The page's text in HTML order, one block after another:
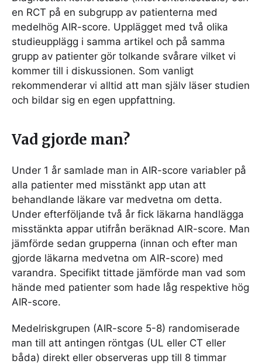
en RCT på en subgrupp av patienterna med
medelhög AIR-score. Upplägget med två olika
studieupplägg i samma artikel och på samma
grupp av patienter gör tolkande svårare vilket vi
kommer till i diskussionen. Som vanligt
rekommenderar vi alltid att man själv läser studien
och bildar sig en egen uppfattning.
Vad gjorde man?
Under 1 år samlade man in AIR-score variabler på
alla patienter med misstänkt app utan att
behandlande läkare var medvetna om detta.
Under efterföljande två år fick läkarna handlägga
misstänkta appar utifrån beräknad AIR-score. Man
jämförde sedan grupperna (innan och efter man
gjorde läkarna medvetna om AIR-score) med
varandra. Specifikt tittade jämförde man vad som
hände med patienter som hade låg respektive hög
AIR-score.
Medelriskgrupen (AIR-score 5-8) randomiserade
man till att antingen röntgas (UL eller CT eller
båda) direkt eller observeras upp till 8 timmar